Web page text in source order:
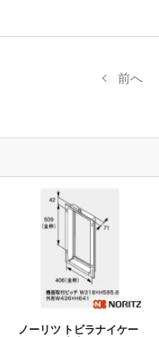
ノーリツ トビラナイケー